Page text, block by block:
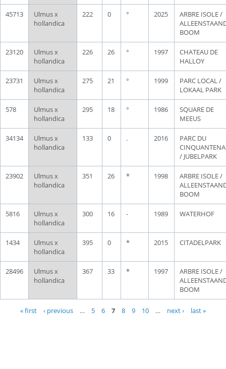
45713
Ulmus x
hollandica
222 0 ° 2025
ARBRE ISOLE /
BOOM
23120
Ulmus x
hollandica
226 26 ° 1997
CHATEAU DE
HALLOY
23731
Ulmus x
hollandica
275 21 ° 1999
PARC LOCAL /
LOKAAL PARK
578
Ulmus x
hollandica
295 18 ° 1986
SQUARE DE
MEEUS
34134
Ulmus x
hollandica
133 0 . 2016
PARC DU
/ JUBELPARK
23902
Ulmus x
hollandica
351 26 * 1998
ARBRE ISOLE /
BOOM
5816
Ulmus x
hollandica
300 16 - 1989 WATERHOF
1434
Ulmus x
hollandica
395 0 * 2015 CITADELPARK
28496
Ulmus x
hollandica
367 33 * 1997
ARBRE ISOLE /
BOOM
Pages
« first ‹ previous … 5 6 7 8 9 10 … next › last »